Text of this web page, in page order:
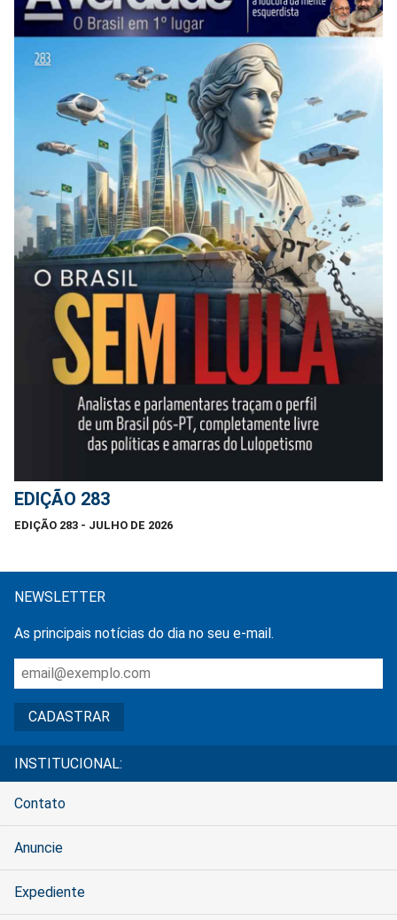
EDIÇÃO 283
EDIÇÃO 283 - JULHO DE 2026
NEWSLETTER
As principais notícias do dia no seu e-mail.
INSTITUCIONAL:
Contato
Anuncie
Expediente